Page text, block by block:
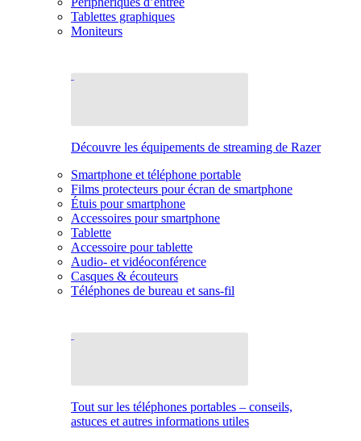
Tablettes graphiques
Moniteurs
Découvre les équipements de streaming de Razer
Smartphone et téléphone portable
Films protecteurs pour écran de smartphone
Étuis pour smartphone
Accessoires pour smartphone
Tablette
Accessoire pour tablette
Audio- et vidéoconférence
Casques & écouteurs
Téléphones de bureau et sans-fil
Tout sur les téléphones portables – conseils,
astuces et autres informations utiles